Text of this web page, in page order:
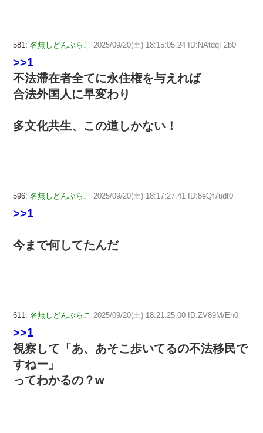
581: 名無しどんぶらこ 2025/09/20(土) 18:15:05.24 ID:NAtdqF2b0
>>1
不法滞在者全てに永住権を与えれば
合法外国人に早変わり
多文化共生、この道しかない！
596: 名無しどんぶらこ 2025/09/20(土) 18:17:27.41 ID:8eQf7udt0
>>1
今まで何してたんだ
611: 名無しどんぶらこ 2025/09/20(土) 18:21:25.00 ID:ZV89M/Eh0
>>1
視察して「あ、あそこ歩いてるの不法移民で
すねー」
ってわかるの？w